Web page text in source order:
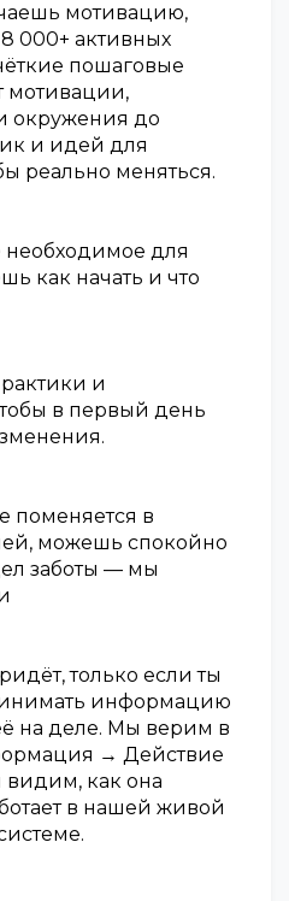
мотивацию,
000+ активных
пошаговые
мотивации,
окружения до
и идей для
реально меняться.
необходимое для
как начать и что
и
в первый день
поменяется в
можешь спокойно
заботы — мы
только если ты
информацию
на деле. Мы верим в
→ Действие
видим, как она
в нашей живой